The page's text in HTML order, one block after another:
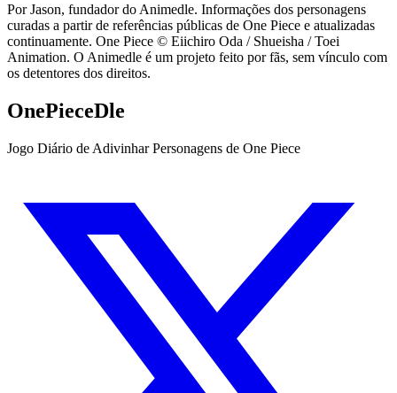
Por Jason, fundador do Animedle. Informações dos personagens
curadas a partir de referências públicas de One Piece e atualizadas
continuamente. One Piece © Eiichiro Oda / Shueisha / Toei
Animation. O Animedle é um projeto feito por fãs, sem vínculo com
os detentores dos direitos.
OnePieceDle
Jogo Diário de Adivinhar Personagens de One Piece